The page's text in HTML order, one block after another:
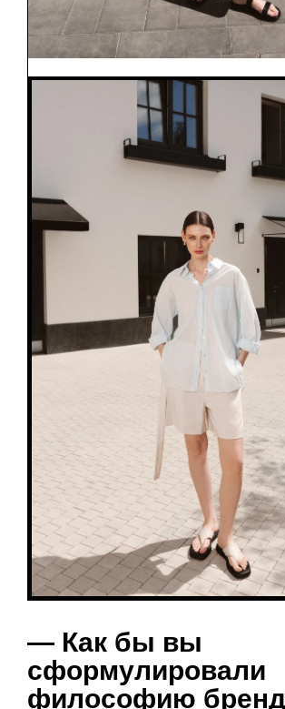
— Как бы вы
сформулировали
философию